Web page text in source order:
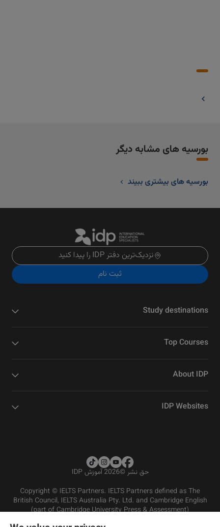
بورسیه های مشابه دیگر
بورسیه های بیشتری ببیند
نزدیک‌ترین دفتر IDP را پیدا کنید
ثبت نام
Study destinations
Top Courses
About IDP
IDP Websites
حق نشر©2026 آموزش IDP
Copyright © IELTS Partners. IELTS Partners defined as The
British Council, IELTS Australia Pty. Ltd. and Cambridge English
(part of Cambridge University Press & Assessment)